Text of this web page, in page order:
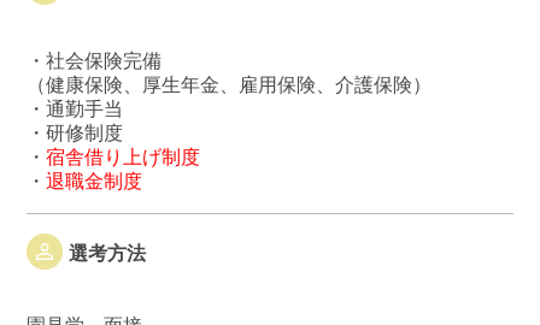
・社会保険完備
（健康保険、厚生年金、雇用保険、介護保険）
・通勤手当
・研修制度
・ 宿舎借り上げ制度
・ 退職金制度
選考方法